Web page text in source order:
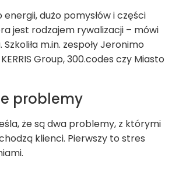
dużo pomysłów i części
jest rodzajem rywalizacji – mówi
m.in. zespoły Jeronimo
Group, 300.codes czy Miasto
problemy
że są dwa problemy, z którymi
klienci. Pierwszy to stres